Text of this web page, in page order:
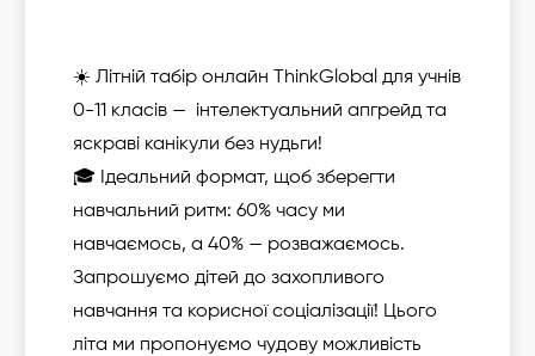
☀️ Літній табір онлайн ThinkGlobal для учнів
0-11 класів — інтелектуальний апгрейд та
яскраві канікули без нудьги!
🎓 Ідеальний формат, щоб зберегти
навчальний ритм: 60% часу ми
навчаємось, а 40% — розважаємось.
Запрошуємо дітей до захопливого
навчання та корисної соціалізації! Цього
літа ми пропонуємо чудову можливість